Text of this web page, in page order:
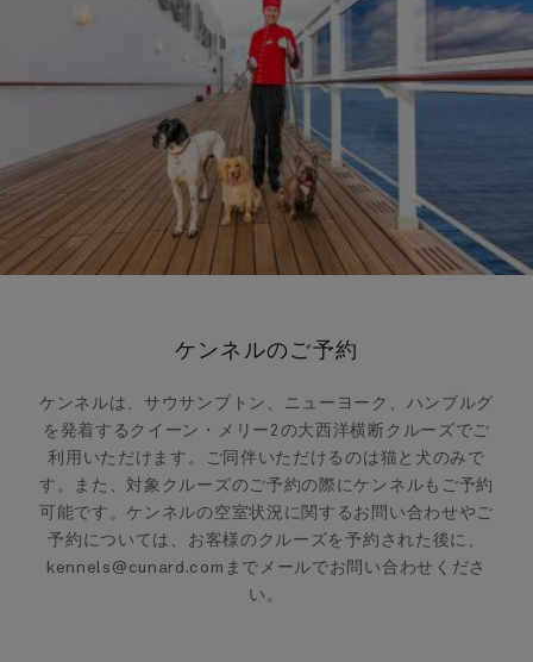
ケンネルのご予約
ケンネルは、サウサンプトン、ニューヨーク、ハンブルグ
を発着するクイーン・メリー2の大西洋横断クルーズでご
利用いただけます。ご同伴いただけるのは猫と犬のみで
す。また、対象クルーズのご予約の際にケンネルもご予約
可能です。ケンネルの空室状況に関するお問い合わせやご
予約については、お客様のクルーズを予約された後に、
kennels@cunard.comまでメールでお問い合わせくださ
い。